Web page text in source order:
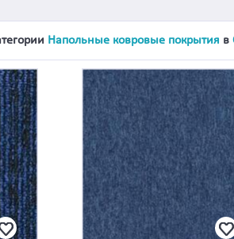
Напольные ковровые покрытия в